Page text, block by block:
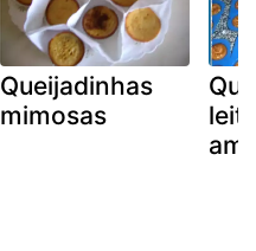
Queijadinhas
mimosas